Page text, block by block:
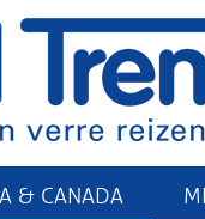
& CANADA